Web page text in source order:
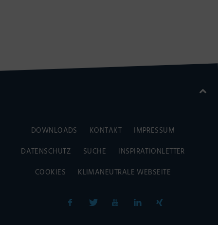
DOWNLOADS KONTAKT
IMPRESSUM
DATENSCHUTZ
SUCHE
INSPIRATIONLETTER
COOKIES
KLIMANEUTRALE WEBSEITE